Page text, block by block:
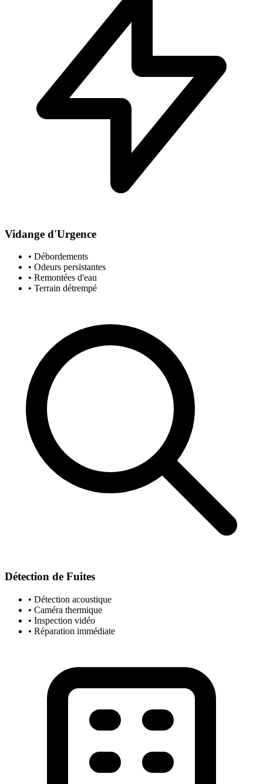
Vidange d'Urgence
• Débordements
• Odeurs persistantes
• Remontées d'eau
• Terrain détrempé
Détection de Fuites
• Détection acoustique
• Caméra thermique
• Inspection vidéo
• Réparation immédiate